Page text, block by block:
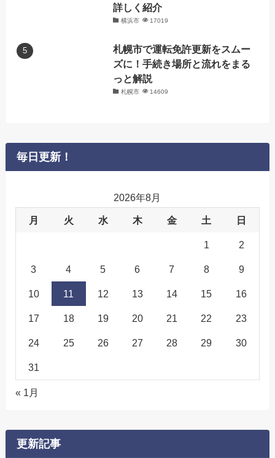
詳しく紹介
横浜市 17019
札幌市で運転免許更新をスムー
ズに！手続き場所と流れをまる
っと解説
札幌市 14609
毎日更新！
2026年8月
月 火 水 木 金 土 日
1 2
3 4 5 6 7 8 9
10 11 12 13 14 15 16
17 18 19 20 21 22 23
24 25 26 27 28 29 30
31
« 1月
更新記事